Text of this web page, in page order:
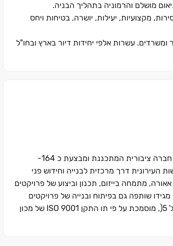
מושלם והרמוניה בתהליך הבניה.
מקצועיות, יעילות, יושרה, בטיחות ויחס
מעל 30 שנה של התמחות בבנייה רוויה, סמי רוויה, פרויקטים במחיר למשתכן וצמודי קרקע, שטחי מסחר ומשרדים. עשרות אלפי יחידות דיור בארץ ובחו"ל
ניתן גם לפעילות ההתחדשות העירונית
חברת מגידו היא חלק מקבוצת אאורה, מהחברות הגדולות והמובילות בענף הנדל"ן בישראל. אאורה היא חברה ציבורית המתכננת ומבצעת כ 164-
דיור. החברה רואה בהתחדשות העירונית דרך מרכזית לבנייה וחידוש פני
מתמחה בייזום, תכנון וביצוע של פרויקטים
שותפה גם בפיתוח ובנייה של פרויקטים
למסחר ותעסוקה בהיקפים גדולים. זרוע הביצוע של החברה מחזיקה ברישיון קבלן בסיווג הגבוה ביותר )ג' 5(, מוסמכת על פי תו התקן ISO 9001 של מכון